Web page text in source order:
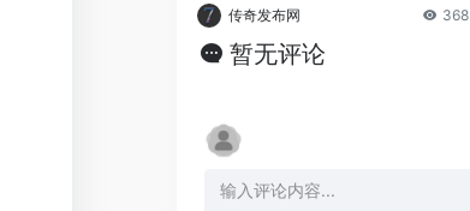
传奇发布网 368
暂无评论